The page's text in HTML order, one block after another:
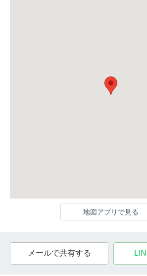
地図アプリで見る
メールで共有する